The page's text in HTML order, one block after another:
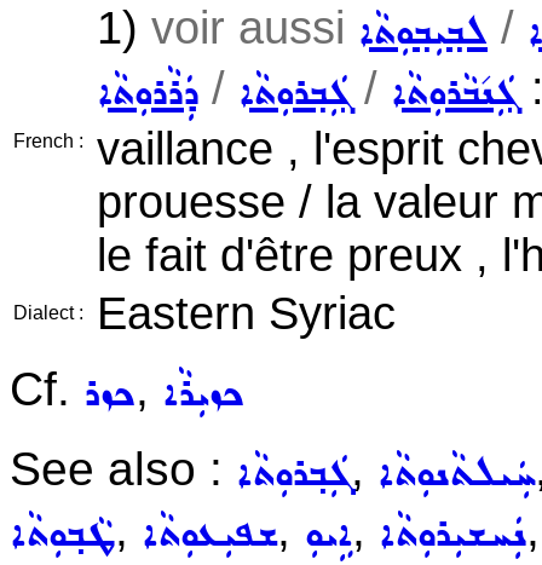
French :
1) voir aussi ܠܒ݂ܝܼܒ݂ܘܼܬܵܐ /
ܕܲܪܵܪܘܼܬܵܐ / ܓܲܒ݂ܪܘܼܬܵܐ / ܓܲܢ݇ܒܵܪܘܼܬܵܐ
vaillance , l'esprit
prouesse / la valeur
le fait d'être preux ,
Dialect :
Eastern Syriac
Cf. ܟܙܪ, ܟܙܝܼܪܵܐ
See also : ܓܲܒ݂ܪܘܼܬܵܐ, ܚܲܝܠܬܵܢܘܼܬܵܐ
ܛܵܒ݂ܘܼܬܵܐ, ܫܦܝܼܥܘܼܬܵܐ, ܐܹܝܘܼ, ܢܲܚܫܝܼܪܘܼܬܵܐ